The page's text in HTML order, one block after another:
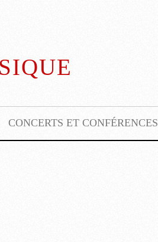
CONCERTS ET CONFÉRENCES